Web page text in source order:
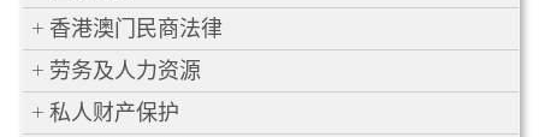
香港澳门民商法律
劳务及人力资源
私人财产保护